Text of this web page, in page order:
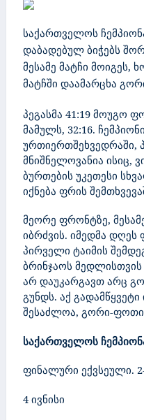
საქართველოს
დაბადებულ ბიჭებს
მესამე მატჩი
მატჩში დაამარცხა
პეგასმა 41:19 მოუგო
მამულს, 32:16.
ურთიერთშეხვედრაში,
მნიშნელოვანია ისიც,
ბურთების უკეთესი
იქნება ფრის
მეორე ფრონტზე,
იბრძვის. იმედმა
პირველი ტაიმის
ბრინჯაოს
არ დაუკარგავთ არც
გუნდს. აქ
შესაძლოა, გორი-
საქართველოს
ფინალური ექვსეული.
4 ივნისი